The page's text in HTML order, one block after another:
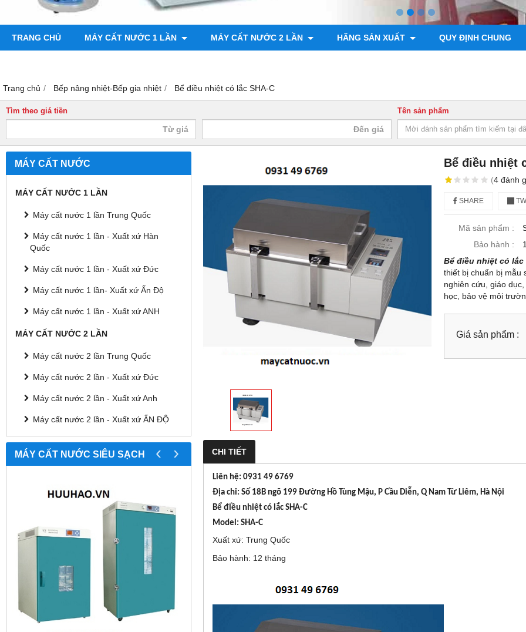
TRANG CHỦ MÁY CẤT NƯỚC 1 LẦN MÁY CẤT NƯỚC 2 LẦN HÃNG SẢN XUẤT QUY ĐỊNH CHUNG
Trang chủ Bếp nâng nhiệt-Bếp gia nhiệt Bể điều nhiệt có lắc SHA-C
Tìm theo giá tiền Tên sản phẩm
MÁY CẤT NƯỚC
MÁY CẤT NƯỚC 1 LẦN
Máy cất nước 1 lần Trung Quốc
Máy cất nước 1 lần - Xuất xứ Hàn
Quốc
Máy cất nước 1 lần - Xuất xứ Đức
Máy cất nước 1 lần- Xuất xứ Ấn Độ
Máy cất nước 1 lần - Xuất xứ ANH
MÁY CẤT NƯỚC 2 LẦN
Máy cất nước 2 lần Trung Quốc
Máy cất nước 2 lần - Xuất xứ Đức
Máy cất nước 2 lần - Xuất xứ Anh
Máy cất nước 2 lần - Xuất xứ ẤN ĐỘ
MÁY CẤT NƯỚC SIÊU SẠCH ‹ ›
Bể điều nhiệt
(4đánh
SHARE
Mã sản phẩm :
Bảo hành :
Bể điều nhiệt có lắc
thiết bị chuẩn bị mẫu
nghiên cứu, giáo
học, bảo vệ môi
Giá sản phẩm :
CHI TIẾT
Liên hệ: 0931 49 6769
Địa chỉ: Số 18B ngõ 199 Đường Hồ Tùng Mậu, P Cầu Diễn, Q Nam Từ Liêm, Hà Nội
Bể điều nhiệt có lắc SHA-C
Model: SHA-C
Xuất xứ: Trung Quốc
Bảo hành: 12 tháng